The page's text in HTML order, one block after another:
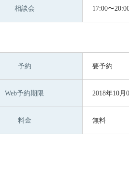
相談会 17:00〜
予約 要予約
Web予約期限 2018年10月
料金 無料